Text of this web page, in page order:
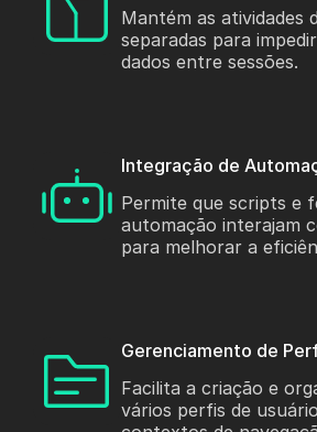
Mantém as atividades
separadas para
dados entre sessões.
Integração de
Permite que scripts e
automação interajam
para melhorar a
Gerenciamento de
Facilita a criação e
vários perfis de